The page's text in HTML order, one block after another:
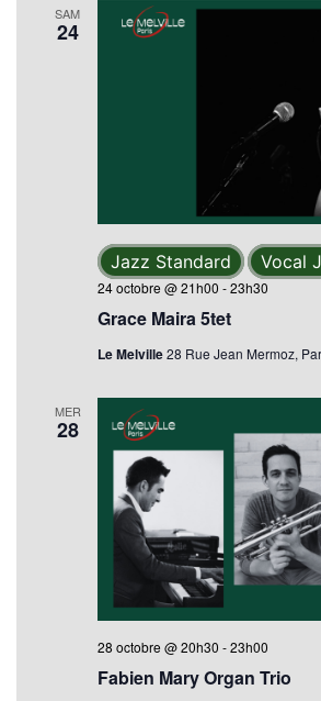
SAM
24
Grace Maira 5tet
24 octobre @ 21h00 -23h30
Jazz Standard Vocal
Le Melville28 Rue Jean Mermoz,
MER
28
Fabien Mary Organ Trio
28 octobre @ 20h30 -23h00